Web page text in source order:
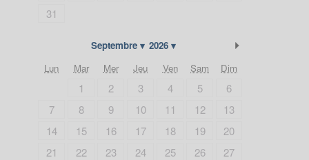
31
Septembre 2026
Lun Mar Mer Jeu Ven Sam Dim
1 2 3 4 5
6
7
8 9 10 11 12
13
14
15 16 17 18 19
20
21
22 23 24 25 26
27